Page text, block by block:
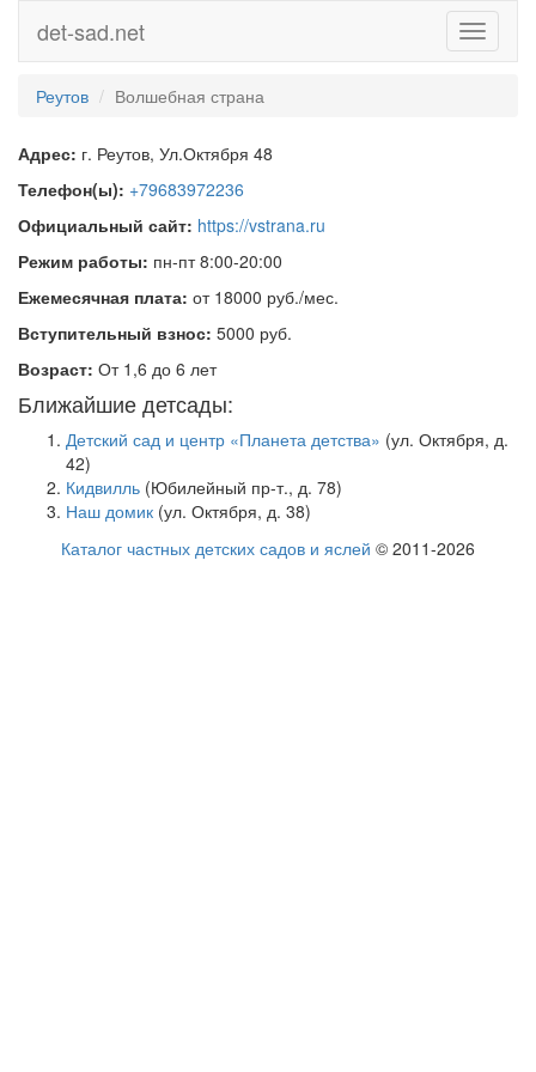
Toggle
det-sad.net
Реутов Волшебная страна
Адрес: г. Реутов, Ул.Октября 48
Телефон(ы): +79683972236
Официальный сайт: https://vstrana.ru
Режим работы: пн-пт 8:00-20:00
Ежемесячная плата: от 18000 руб./мес.
Вступительный взнос: 5000 руб.
Возраст: От 1,6 до 6 лет
Ближайшие детсады:
Детский сад и центр «Планета детства» (ул. Октября, д.
42)
Кидвилль (Юбилейный пр-т., д. 78)
Наш домик (ул. Октября, д. 38)
Каталог частных детских садов и яслей © 2011-2026